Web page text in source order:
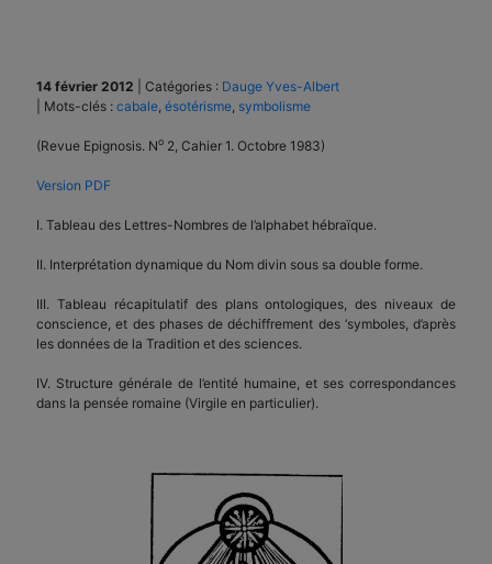
14 février 2012 Catégories : Dauge Yves-Albert
Mots-clés : cabale ésotérisme symbolisme
(Revue Epignosis. No 2, Cahier 1. Octobre 1983)
Version PDF
I. Tableau des Lettres-Nombres de l’alphabet hébraïque.
II. Interprétation dynamique du Nom divin sous sa double forme.
III. Tableau récapitulatif des plans ontologiques, des niveaux de
conscience, et des phases de déchiffrement des ‘symboles, d’après
les données de la Tradition et des sciences.
IV. Structure générale de l’entité humaine, et ses correspondances
dans la pensée romaine (Virgile en particulier).